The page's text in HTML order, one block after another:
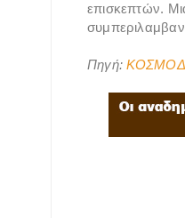
επισκεπτών.
Πηγή: